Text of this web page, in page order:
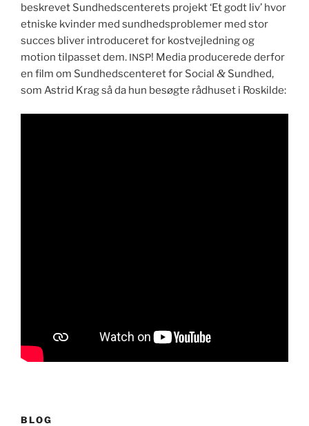
beskrevet Sund­hed­s­cen­terets pro­jekt ‘Et godt liv’ hvor
etniske kvin­der med sund­hed­sprob­le­mer med stor
suc­ces bliv­er intro­duc­eret for kostve­jled­ning og
motion tilpas­set dem. INSP! Media pro­duc­erede der­for
en film om Sund­hed­s­cen­teret for Social & Sund­hed,
som Astrid Krag så da hun besøgte råd­huset i Roskilde:
BLOG